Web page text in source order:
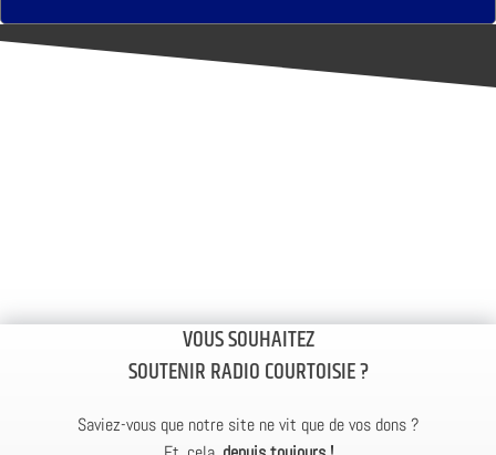
VOUS SOUHAITEZ
SOUTENIR RADIO COURTOISIE ?
Saviez-vous que notre site ne vit que de vos dons ?